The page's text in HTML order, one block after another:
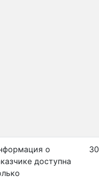
о
доступна